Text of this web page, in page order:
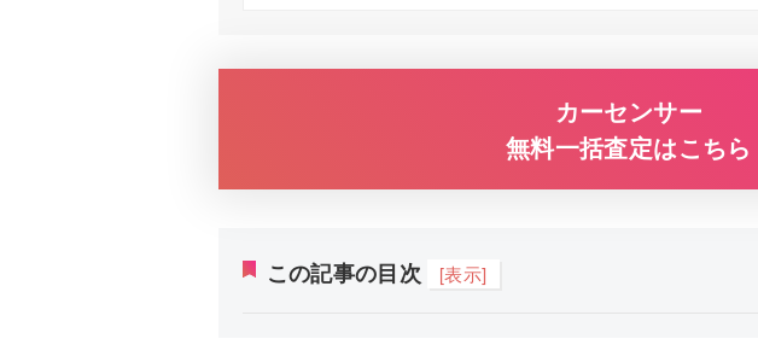
カーセンサー
無料一括査定はこちら
この記事の目次 [表示]